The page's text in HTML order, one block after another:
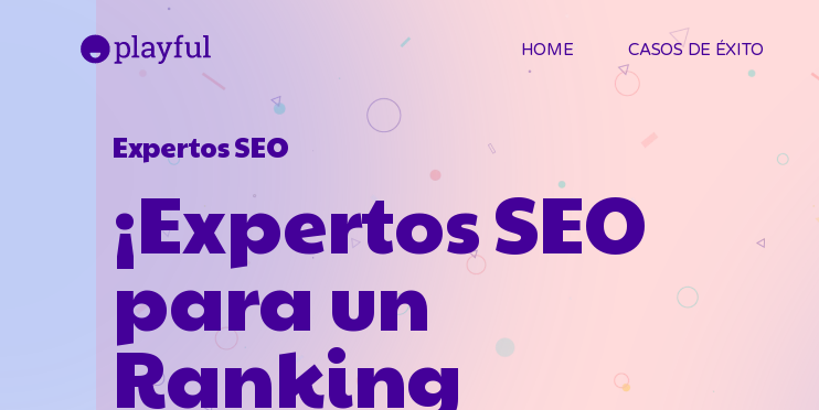
HOME CASOS DE ÉXITO
Expertos SEO
¡Expertos SEO
para un
Ranking